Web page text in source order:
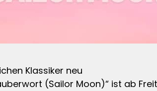
Klassiker neu
(Sailor Moon)“ ist ab